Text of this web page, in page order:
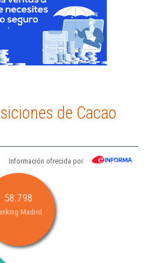
de Cacao
Información ofrecida por
58.798
Madrid